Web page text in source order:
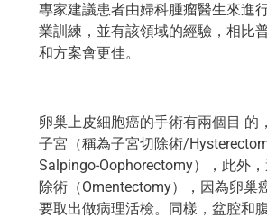
專家建議患者由婦科腫瘤醫生來進
業訓練，並有該領域的經驗，相比
和方案會更佳。
卵巢上皮細胞癌的手術有兩個目
子宮（稱為子宮切除術/
Salpingo-Oophorectomy），此外
除術（Omentectomy），因為卵巢
要取出做病理活檢。同樣，盆腔和